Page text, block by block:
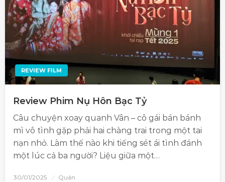
REVIEW FILM
Review Phim Nụ Hôn Bạc Tỷ
Câu chuyện xoay quanh Vân – cô gái bán bánh
mì vô tình gặp phải hai chàng trai trong một tai
nạn nhỏ. Làm thế nào khi tiếng sét ái tình đánh
một lúc cả ba người? Liệu giữa một…
30/01/2025 Quân